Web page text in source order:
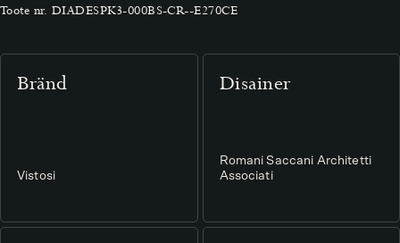
Toote nr. DIADESPK3-000BS-CR--E270CE
Bränd
Vistosi
Disainer
Romani Saccani Architetti
Associati